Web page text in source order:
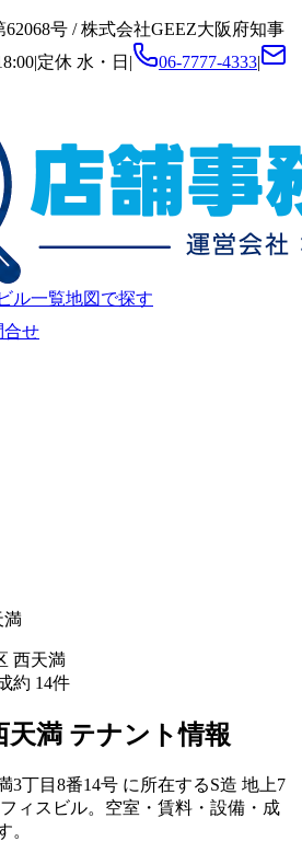
号 /株式会社GEEZ大阪府知事
|定休 水・日 | 06-7777-4333|
ビル一覧地図で探す
合せ
満
西天満
約 14件
天満 テナント情報
3丁目8番14号 に所在するS造 地上7
ィスビル。空室・賃料・設備・成
。